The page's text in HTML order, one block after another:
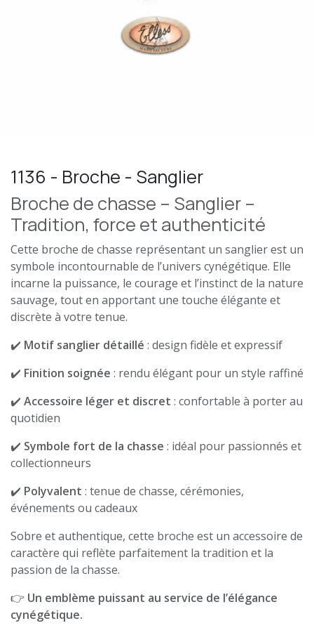
1136 - Broche - Sanglier
Broche de chasse – Sanglier –
Tradition, force et authenticité
Cette broche de chasse représentant un sanglier est un
symbole incontournable de l’univers cynégétique. Elle
incarne la puissance, le courage et l’instinct de la nature
sauvage, tout en apportant une touche élégante et
discrète à votre tenue.
✔️ Motif sanglier détaillé : design fidèle et expressif
✔️ Finition soignée : rendu élégant pour un style raffiné
✔️ Accessoire léger et discret : confortable à porter au
quotidien
✔️ Symbole fort de la chasse : idéal pour passionnés et
collectionneurs
✔️ Polyvalent : tenue de chasse, cérémonies,
événements ou cadeaux
Sobre et authentique, cette broche est un accessoire de
caractère qui reflète parfaitement la tradition et la
passion de la chasse.
👉 Un emblème puissant au service de l’élégance
cynégétique.